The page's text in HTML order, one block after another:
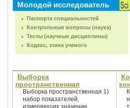
Молодой исследователь
Паспорта специальностей
Контрольные вопросы (наука)
Тесты (научные дисциплины)
Кодекс, этика ученого
Выборка
пространственная
Выборка пространственная 1)
набор показателей,
измеряющих значение